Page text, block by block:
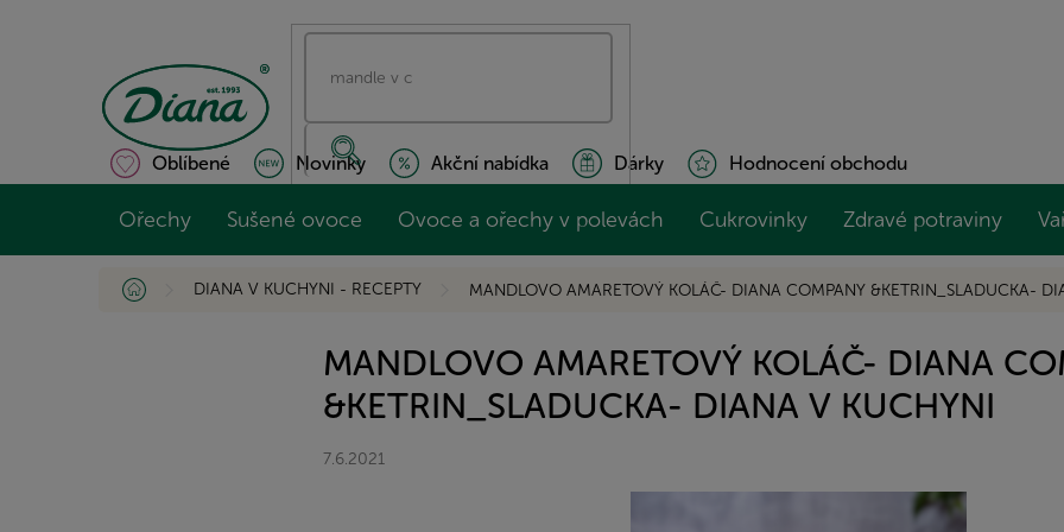
Oblíbené Novinky Akční nabídka Dárky Hodnocení obchodu
Ořechy Sušené ovoce Ovoce a ořechy v polevách Cukrovinky Zdravé potraviny
Domů DIANA V KUCHYNI - RECEPTY MANDLOVO AMARETOVÝ KOLÁČ- DIANA COMPANY &KETRIN_SLADUCKA-
MANDLOVO AMARETOVÝ KOLÁČ- DIANA
&KETRIN_SLADUCKA- DIANA V KUCHYNI
7.6.2021